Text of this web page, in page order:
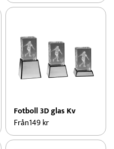
Fotboll 3D glas Kv
Från149kr